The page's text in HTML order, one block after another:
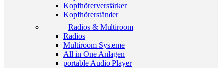
Kopfhörerverstärker
Kopfhörerständer
Radios & Multiroom
Radios
Multiroom Systeme
All in One Anlagen
portable Audio Player